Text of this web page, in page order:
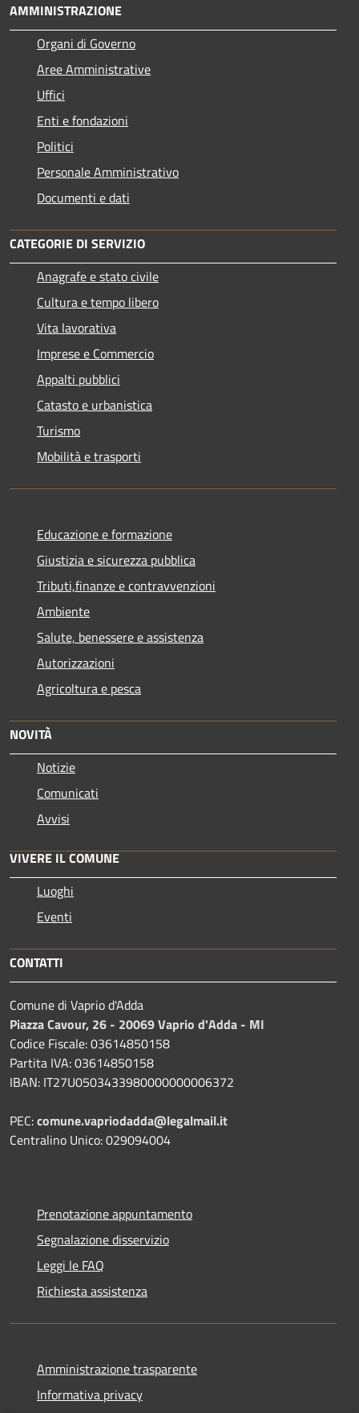
AMMINISTRAZIONE
Organi di Governo
Aree Amministrative
Uffici
Enti e fondazioni
Politici
Personale Amministrativo
Documenti e dati
CATEGORIE DI SERVIZIO
Anagrafe e stato civile
Cultura e tempo libero
Vita lavorativa
Imprese e Commercio
Appalti pubblici
Catasto e urbanistica
Turismo
Mobilità e trasporti
Educazione e formazione
Giustizia e sicurezza pubblica
Tributi,finanze e contravvenzioni
Ambiente
Salute, benessere e assistenza
Autorizzazioni
Agricoltura e pesca
NOVITÀ
Notizie
Comunicati
Avvisi
VIVERE IL COMUNE
Luoghi
Eventi
CONTATTI
Comune di Vaprio d'Adda
Piazza Cavour, 26 - 20069 Vaprio d'Adda - MI
Codice Fiscale: 03614850158
Partita IVA: 03614850158
IBAN: IT27U0503433980000000006372
PEC:comune.vapriodadda@legalmail.it
Centralino Unico: 029094004
Prenotazione appuntamento
Segnalazione disservizio
Leggi le FAQ
Richiesta assistenza
Amministrazione trasparente
Informativa privacy